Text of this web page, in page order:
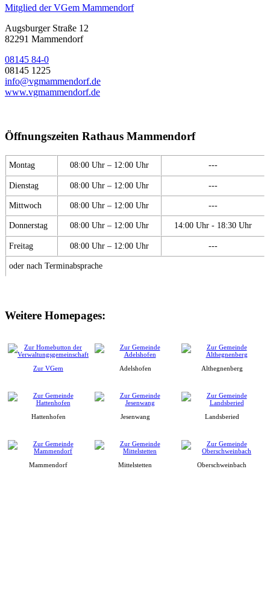
Mitglied der VGem Mammendorf
Augsburger Straße 12
82291 Mammendorf
08145 84-0
08145 1225
info@vgmammendorf.de
www.vgmammendorf.de
Öffnungszeiten Rathaus Mammendorf
Montag 08:00 Uhr – 12:00 Uhr ---
Dienstag 08:00 Uhr – 12:00 Uhr ---
Mittwoch 08:00 Uhr – 12:00 Uhr ---
Donnerstag 08:00 Uhr – 12:00 Uhr 14:00 Uhr - 18:30 Uhr
Freitag 08:00 Uhr – 12:00 Uhr ---
oder nach Terminabsprache
Weitere Homepages:
Zur VGem Adelshofen Althegnenberg
Hattenhofen Jesenwang Landsberied
Mammendorf Mittelstetten Oberschweinbach